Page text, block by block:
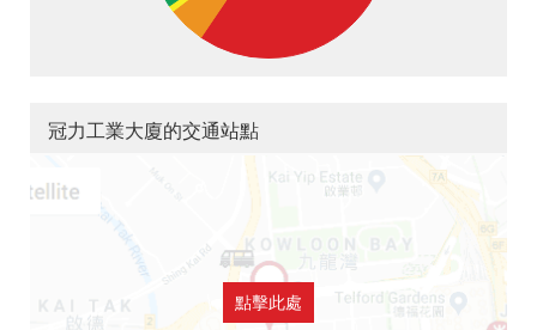
冠力工業大廈的交通站點
點擊此處